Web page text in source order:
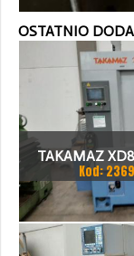
OSTATNIO
TAKAMAZ
21ITA
Kod: